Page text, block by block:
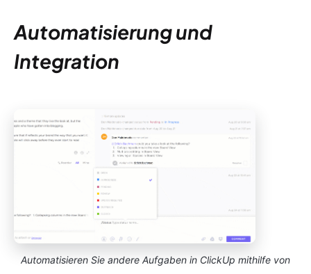
Automatisierung und
Integration
Automatisieren Sie andere Aufgaben in ClickUp mithilfe von